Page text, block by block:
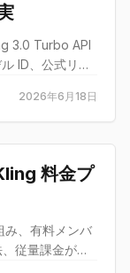
3.0 Turbo API
ID、公式リス
2026年6月18日
料金プ
み、有料メンバ
従量課金が適